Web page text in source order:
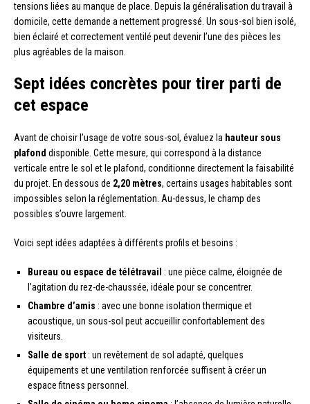
tensions liées au manque de place. Depuis la généralisation du travail à
domicile, cette demande a nettement progressé. Un sous-sol bien isolé,
bien éclairé et correctement ventilé peut devenir l’une des pièces les
plus agréables de la maison.
Sept idées concrètes pour tirer parti de
cet espace
Avant de choisir l’usage de votre sous-sol, évaluez la hauteur sous
plafond disponible. Cette mesure, qui correspond à la distance
verticale entre le sol et le plafond, conditionne directement la faisabilité
du projet. En dessous de 2,20 mètres, certains usages habitables sont
impossibles selon la réglementation. Au-dessus, le champ des
possibles s’ouvre largement.
Voici sept idées adaptées à différents profils et besoins :
Bureau ou espace de télétravail : une pièce calme, éloignée de
l’agitation du rez-de-chaussée, idéale pour se concentrer.
Chambre d’amis : avec une bonne isolation thermique et
acoustique, un sous-sol peut accueillir confortablement des
visiteurs.
Salle de sport : un revêtement de sol adapté, quelques
équipements et une ventilation renforcée suffisent à créer un
espace fitness personnel.